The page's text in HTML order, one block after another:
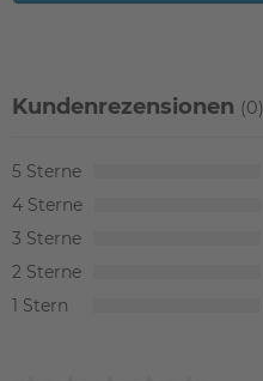
Kundenrezensionen (0)
5
4
3
2
1